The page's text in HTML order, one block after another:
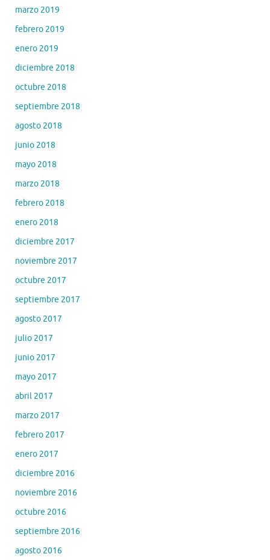
marzo 2019
febrero 2019
enero 2019
diciembre 2018
octubre 2018
septiembre 2018
agosto 2018
junio 2018
mayo 2018
marzo 2018
febrero 2018
enero 2018
diciembre 2017
noviembre 2017
octubre 2017
septiembre 2017
agosto 2017
julio 2017
junio 2017
mayo 2017
abril 2017
marzo 2017
febrero 2017
enero 2017
diciembre 2016
noviembre 2016
octubre 2016
septiembre 2016
agosto 2016